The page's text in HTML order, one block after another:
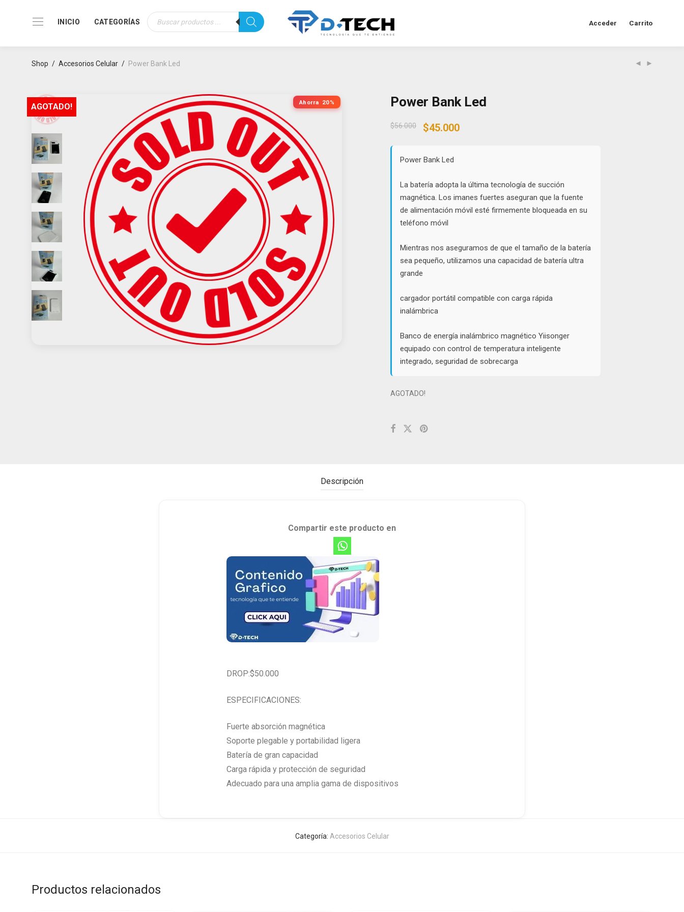
INICIO CATEGORÍAS
Búsqueda
de
Acceder Carrito
Shop / Accesorios Celular / Power Bank Led
Ahorra 20%
AGOTADO! Power Bank Led
$56.000
Original
$56.000.
$45.000Current
Power Bank Led
La batería adopta la última tecnología de succión
magnética. Los imanes fuertes aseguran que la fuente
de alimentación móvil esté firmemente bloqueada en su
teléfono móvil
Mientras nos aseguramos de que el tamaño de la batería
sea pequeño, utilizamos una capacidad de batería ultra
grande
cargador portátil compatible con carga rápida
inalámbrica
Banco de energía inalámbrico magnético Yiisonger
equipado con control de temperatura inteligente
integrado, seguridad de sobrecarga
AGOTADO!
Descripción
Compartir este producto en
DROP:$50.000
ESPECIFICACIONES:
Fuerte absorción magnética
Soporte plegable y portabilidad ligera
Batería de gran capacidad
Carga rápida y protección de seguridad
Adecuado para una amplia gama de dispositivos
Categoría: Accesorios Celular
Productos relacionados